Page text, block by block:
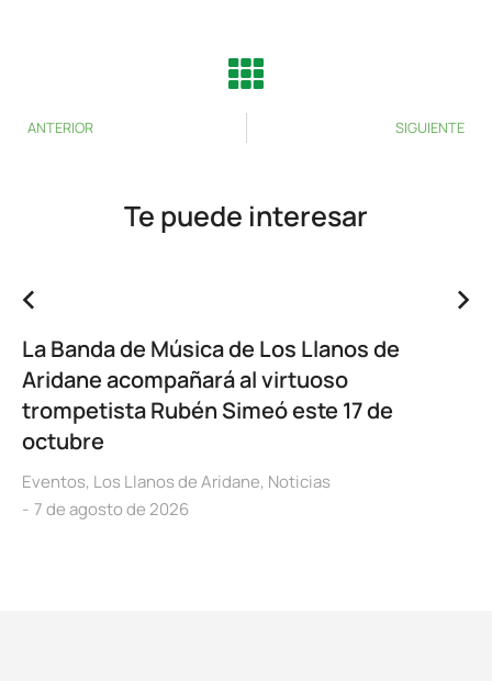
ANTERIOR SIGUIENTE
Te puede interesar
La Banda de Música de Los Llanos de
Aridane acompañará al virtuoso
trompetista Rubén Simeó este 17 de
octubre
Eventos, Los Llanos de Aridane, Noticias
7 de agosto de 2026